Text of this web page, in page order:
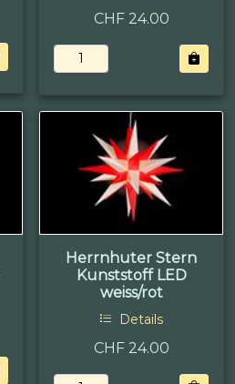
CHF 24.00
Herrnhuter Stern
Kunststoff LED
weiss/rot
Details
CHF 24.00